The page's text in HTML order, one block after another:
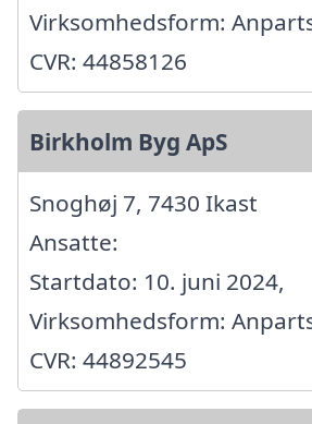
Virksomhedsform:
CVR: 44858126
Birkholm Byg ApS
Snoghøj 7, 7430 Ikast
Ansatte:
Startdato: 10. juni 2024,
Virksomhedsform:
CVR: 44892545